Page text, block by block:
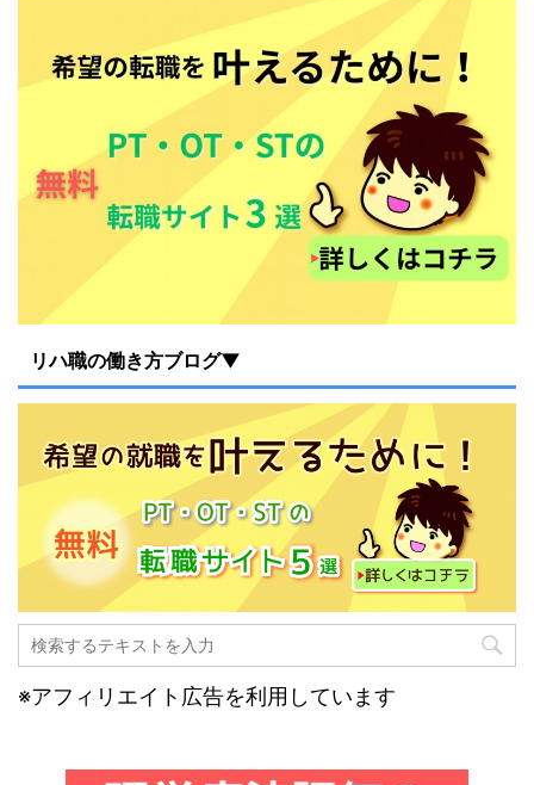
リハ職の働き方ブログ▼
※アフィリエイト広告を利用しています